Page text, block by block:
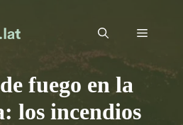
Menú
fuego en la
los incendios